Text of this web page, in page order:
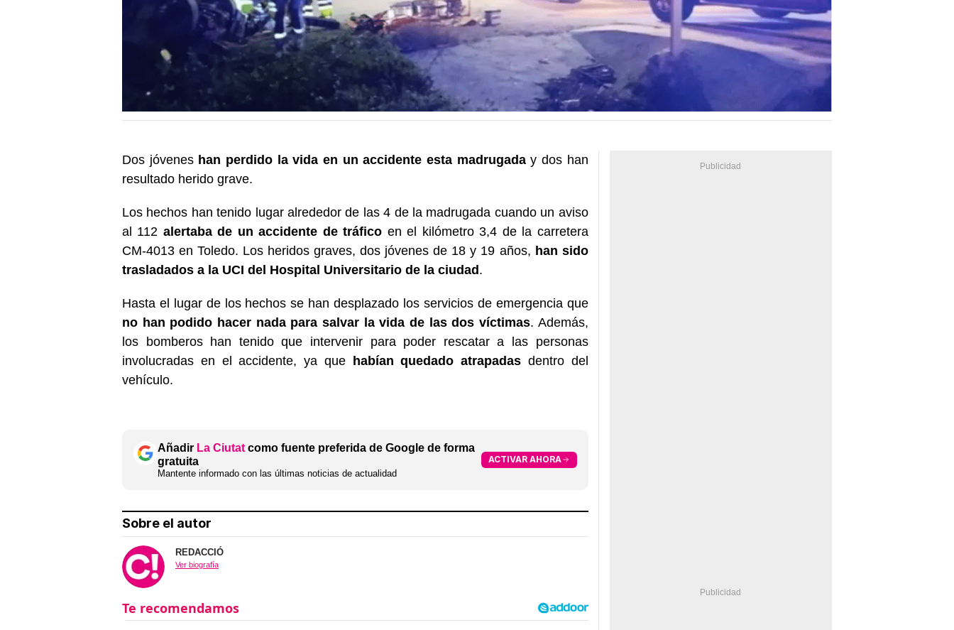
Dos jóvenes han perdido la vida en un accidente esta madrugaday dos han
resultado herido grave.
Los hechos han tenido lugar alrededor de las 4 de la madrugada cuando un aviso
al 112 alertaba de un accidente de tráfico en el kilómetro 3,4 de la carretera
CM-4013 en Toledo. Los heridos graves, dos jóvenes de 18 y 19 años, han sido
trasladados a la UCI del Hospital Universitario de la ciudad.
Hasta el lugar de los hechos se han desplazado los servicios de emergencia que
no han podido hacer nada para salvar la vida de las dos víctimas. Además,
los bomberos han tenido que intervenir para poder rescatar a las personas
involucradas en el accidente, ya que habían quedado atrapadas dentro del
vehículo.
Añadir La Ciutat como fuente preferida de Google de forma
gratuita
Mantente informado con las últimas noticias de actualidad
ACTIVAR AHORA
Sobre el autor
REDACCIÓ
Ver biografía